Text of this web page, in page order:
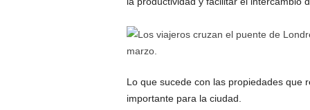
Lo que sucede con las propiedades que
importante para la ciudad.